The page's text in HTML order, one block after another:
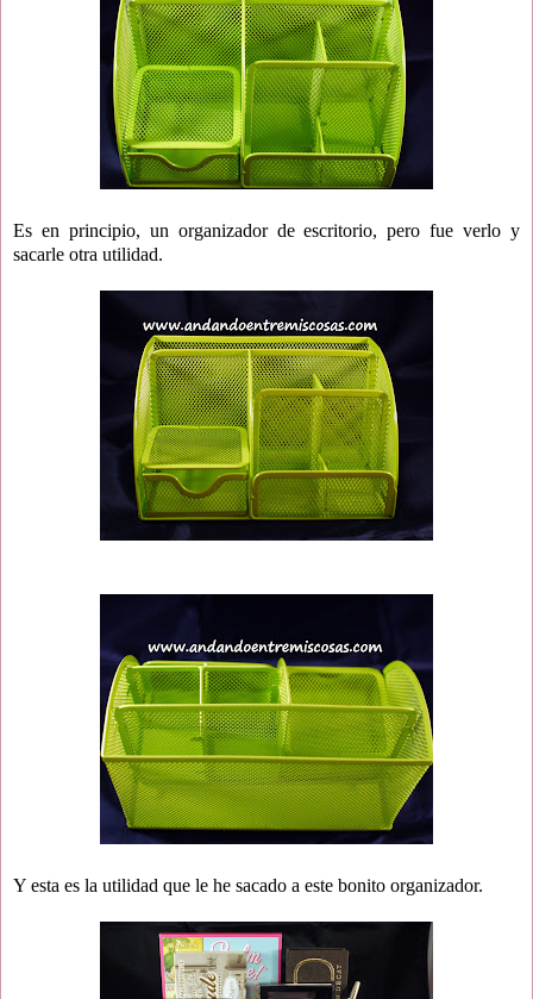
Es en principio, un organizador de escritorio, pero fue verlo y
sacarle otra utilidad.
Y esta es la utilidad que le he sacado a este bonito organizador.